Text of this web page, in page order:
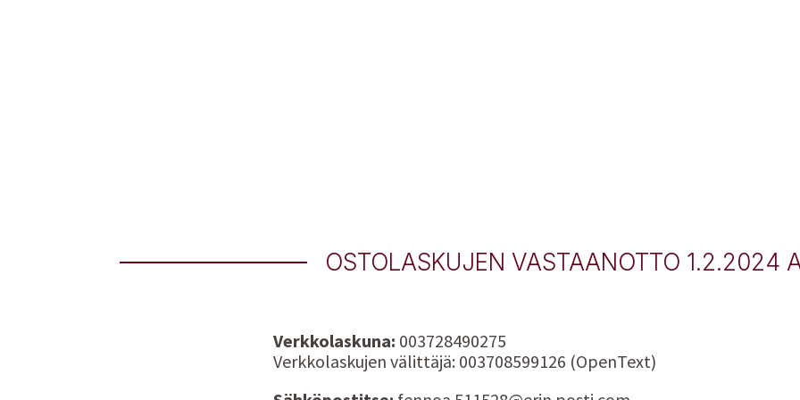
OSTOLASKUJEN VASTAANOTTO 1.2.2024
Verkkolaskuna: 003728490275
Verkkolaskujen välittäjä: 003708599126 (OpenText)